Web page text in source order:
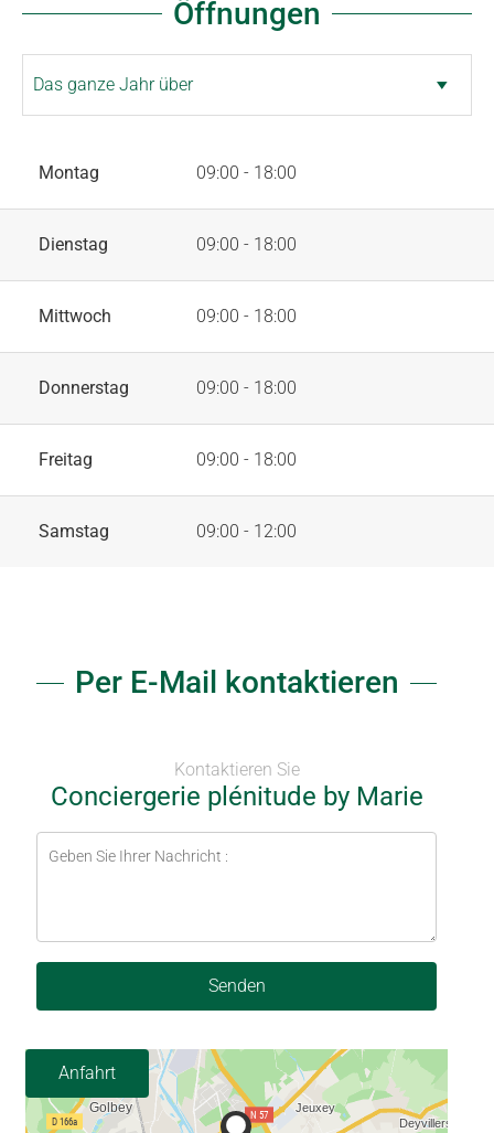
Öffnungen
Montag 09:00 - 18:00
Dienstag 09:00 - 18:00
Mittwoch 09:00 - 18:00
Donnerstag 09:00 - 18:00
Freitag 09:00 - 18:00
Samstag 09:00 - 12:00
Per E-Mail kontaktieren
Kontaktieren Sie
Conciergerie plénitude by Marie
Senden
Anfahrt